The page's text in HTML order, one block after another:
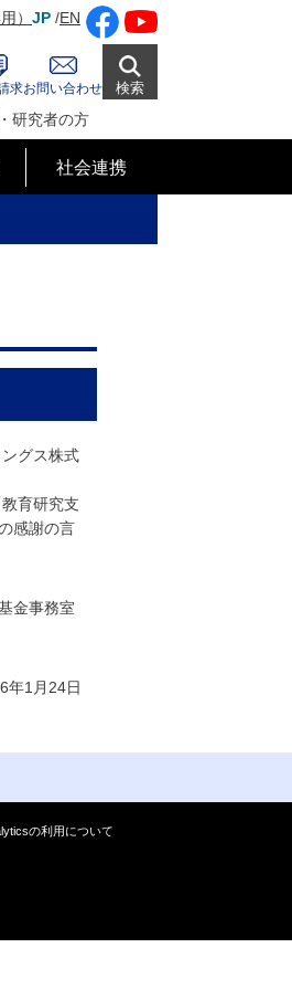
） JP /EN
求お問い合わせ 検索
研究者の方
社会連携
グス株式
育研究支
感謝の言
金事務室
年1月24日
の利用について